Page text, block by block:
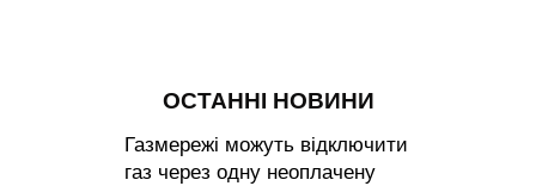
ОСТАННІ НОВИНИ
Газмережі можуть відключити
газ через одну неоплачену